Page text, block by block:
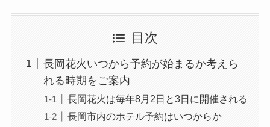
目次
長岡花火いつから予約が始まるか考えら
れる時期をご案内
長岡花火は毎年8月2日と3日に開催される
長岡市内のホテル予約はいつからか